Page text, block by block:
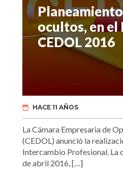
ocultos, en el
CEDOL 2016
HACE 11 AÑOS
La Cámara Empresaria de
(CEDOL) anunció la
Intercambio Profesional. La
de abril 2016, […]